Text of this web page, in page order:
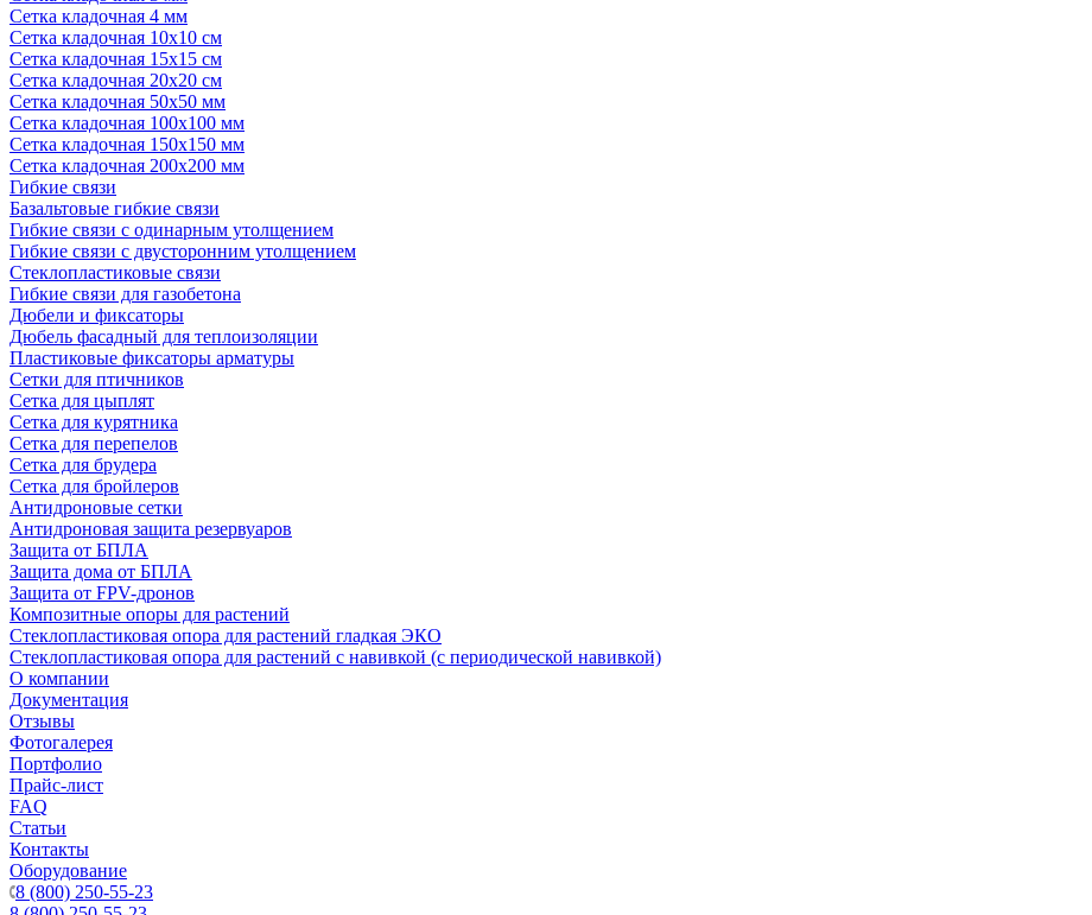
Сетка кладочная 4 мм
Сетка кладочная 10x10 см
Сетка кладочная 15x15 см
Сетка кладочная 20x20 см
Сетка кладочная 50x50 мм
Сетка кладочная 100x100 мм
Сетка кладочная 150x150 мм
Сетка кладочная 200x200 мм
Гибкие связи
Базальтовые гибкие связи
Гибкие связи с одинарным утолщением
Гибкие связи с двусторонним утолщением
Стеклопластиковые связи
Гибкие связи для газобетона
Дюбели и фиксаторы
Дюбель фасадный для теплоизоляции
Пластиковые фиксаторы арматуры
Сетки для птичников
Сетка для цыплят
Сетка для курятника
Сетка для перепелов
Сетка для брудера
Сетка для бройлеров
Антидроновые сетки
Антидроновая защита резервуаров
Защита от БПЛА
Защита дома от БПЛА
Защита от FPV-дронов
Композитные опоры для растений
Стеклопластиковая опора для растений гладкая ЭКО
Стеклопластиковая опора для растений с навивкой (с периодической навивкой)
О компании
Документация
Отзывы
Фотогалерея
Портфолио
Прайс-лист
FAQ
Статьи
Контакты
Оборудование
8 (800) 250-55-23